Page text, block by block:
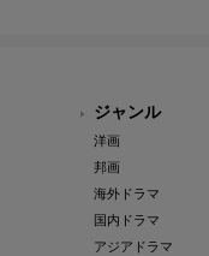
ジャンル
洋画
邦画
海外ドラマ
国内ドラマ
アジアドラマ